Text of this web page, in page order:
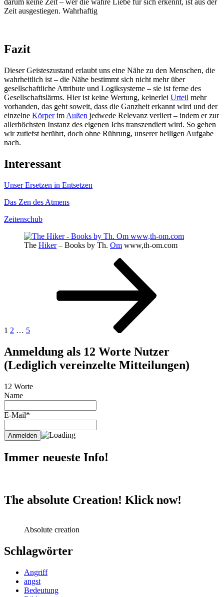
darum keine Zeit – wer die wahre Liebe für sich erkennt, ist aus der
Zeit ausgestiegen. Wahrhaftig
Fazit
Dieser Geisteszustand erlaubt uns eine Nähe zu den Menschen, die
wahrheitlich ist – die Nähe bestimmt sich nicht mehr über
gesellschaftliche Attribute und Logiksysteme – sie ist ferne des
Gesellschaftslärms. Hier ist keine Wertung, keinerlei Urteil mehr
vorhanden, das geht soweit, dass die Ganzheit erkannt wird und der
einzelne Körperim Außen jedwede Relevanz verliert – indem er zur
allerhöchsten Instanz des eigenen Ichs transzendiert wird. So gehen
wir zutiefst berührt, doch ohne Rührung, unserer heiligen Aufgabe
nach.
Interessant
Unser Ersetzen in Entsetzen
Das Zen des Atmens
Zeitenschub
The Hiker– Books by Th. Om www,th-om.com
1 2 … 5
Anmeldung als 12 Worte Nutzer
(Lediglich vereinzelte Mitteilungen)
12 Worte
Name
E-Mail*
Immer neueste Info!
The absolute Creation! Klick now!
Absolute creation
Schlagwörter
Angriff
angst
Bedeutung